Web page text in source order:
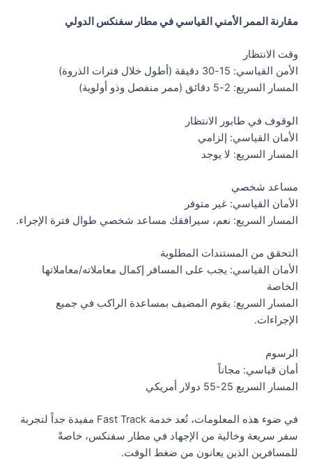
مقارنة الممر الأمني القياسي في مطار سفنكس الدولي
وقت الانتظار
الأمن القياسي: 15-30 دقيقة (أطول خلال فترات الذروة)
المسار السريع: 2-5 دقائق (ممر منفصل وذو أولوية)
الوقوف في طابور الانتظار
الأمان القياسي: إلزامي
المسار السريع: لا يوجد
مساعد شخصي
الأمان القياسي: غير متوفر
المسار السريع: نعم، سيرافقك مساعد شخصي طوال فترة الإجراء.
التحقق من المستندات المطلوبة
الأمان القياسي: يجب على المسافر إكمال معاملاته/معاملاتها
الخاصة
المسار السريع: يقوم المضيف بمساعدة الراكب في جميع
الإجراءات.
الرسوم
أمان قياسي: مجاناً
المسار السريع 25-55 دولار أمريكي
في ضوء هذه المعلومات، تُعد خدمة Fast Track مفيدة جداً لتجربة
سفر سريعة وخالية من الإجهاد في مطار سفنكس، خاصةً
للمسافرين الذين يعانون من ضغط الوقت.